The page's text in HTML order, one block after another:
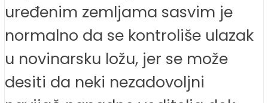
uređenim zemljama sasvim je
normalno da se kontroliše ulazak
u novinarsku ložu, jer se može
desiti da neki nezadovoljni